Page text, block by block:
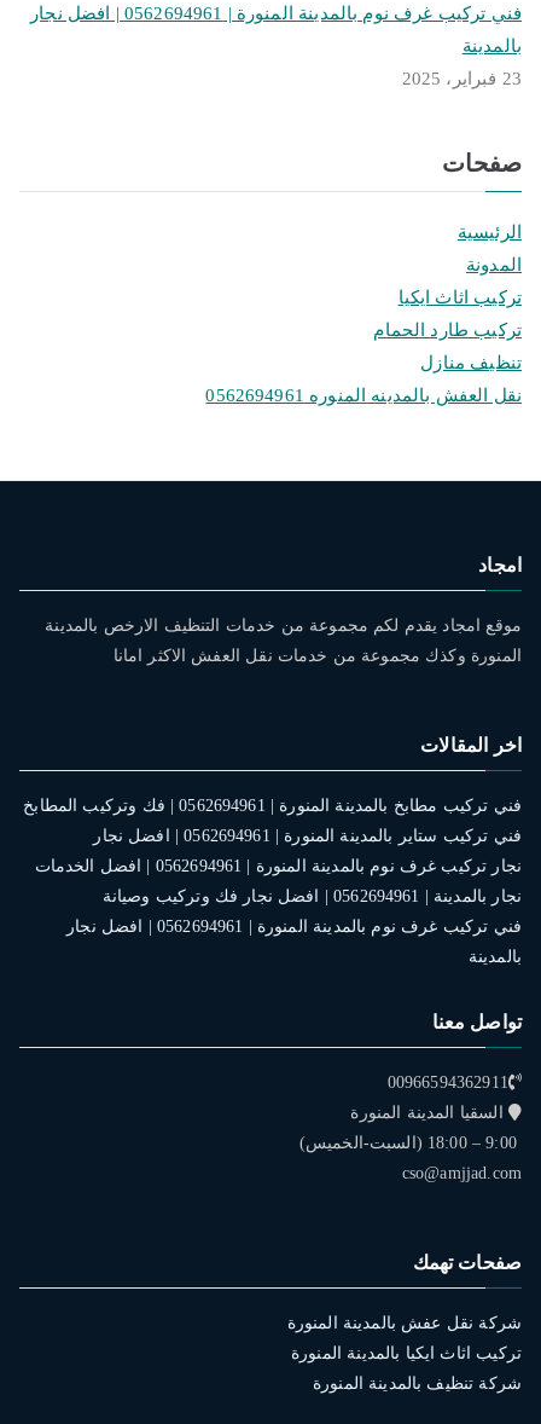
فني تركيب غرف نوم بالمدينة المنورة | 0562694961 | افضل نجار
بالمدينة
23 فبراير، 2025
صفحات
الرئيسية
المدونة
تركيب اثاث ايكيا
تركيب طارد الحمام
تنظيف منازل
نقل العفش بالمدينه المنوره 0562694961
امجاد
موقع امجاد يقدم لكم مجموعة من خدمات التنظيف الارخص بالمدينة
المنورة وكذك مجموعة من خدمات نقل العفش الاكثر امانا
اخر المقالات
فني تركيب مطابخ بالمدينة المنورة | 0562694961 | فك وتركيب المطابخ
فني تركيب ستاير بالمدينة المنورة | 0562694961 | افضل نجار
نجار تركيب غرف نوم بالمدينة المنورة | 0562694961 | افضل الخدمات
نجار بالمدينة | 0562694961 | افضل نجار فك وتركيب وصيانة
فني تركيب غرف نوم بالمدينة المنورة | 0562694961 | افضل نجار
بالمدينة
تواصل معنا
00966594362911
السقيا المدينة المنورة
9:00 – 18:00 (السبت-الخميس)
cso@amjjad.com
صفحات تهمك
شركة نقل عفش بالمدينة المنورة
تركيب اثاث ايكيا بالمدينة المنورة
شركة تنظيف بالمدينة المنورة